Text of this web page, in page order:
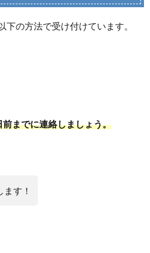
下の方法で受け付けています。
までに連絡しましょう。
す！